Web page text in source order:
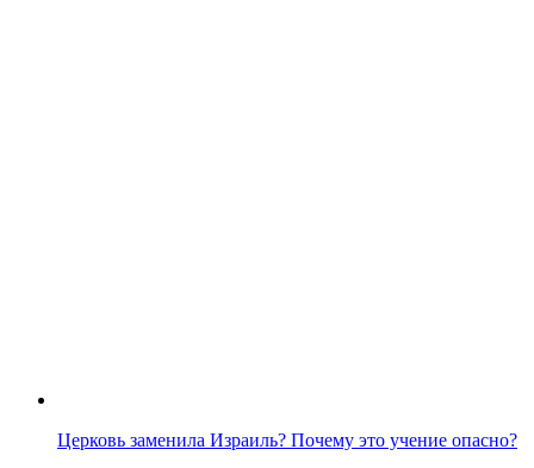
Церковь заменила Израиль? Почему это учение опасно?